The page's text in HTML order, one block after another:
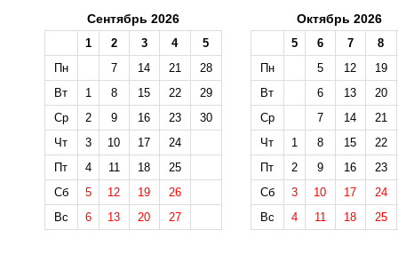
Сентябрь 2026
1 2 3 4
5
Пн
7 14 21
28
Вт
1 8 15 22
29
Ср
2 9 16 23
30
Чт
3 10 17
24
Пт
4 11 18
25
Сб
5 12 19
26
Вс
6 13 20 27
Октябрь 2026
5 6 7
8
Пн
5 12
19
Вт
6 13
20
Ср
7 14
21
Чт
1 8 15
22
Пт
2 9 16
23
Сб
3 10 17
24
Вс
4 11 18 25